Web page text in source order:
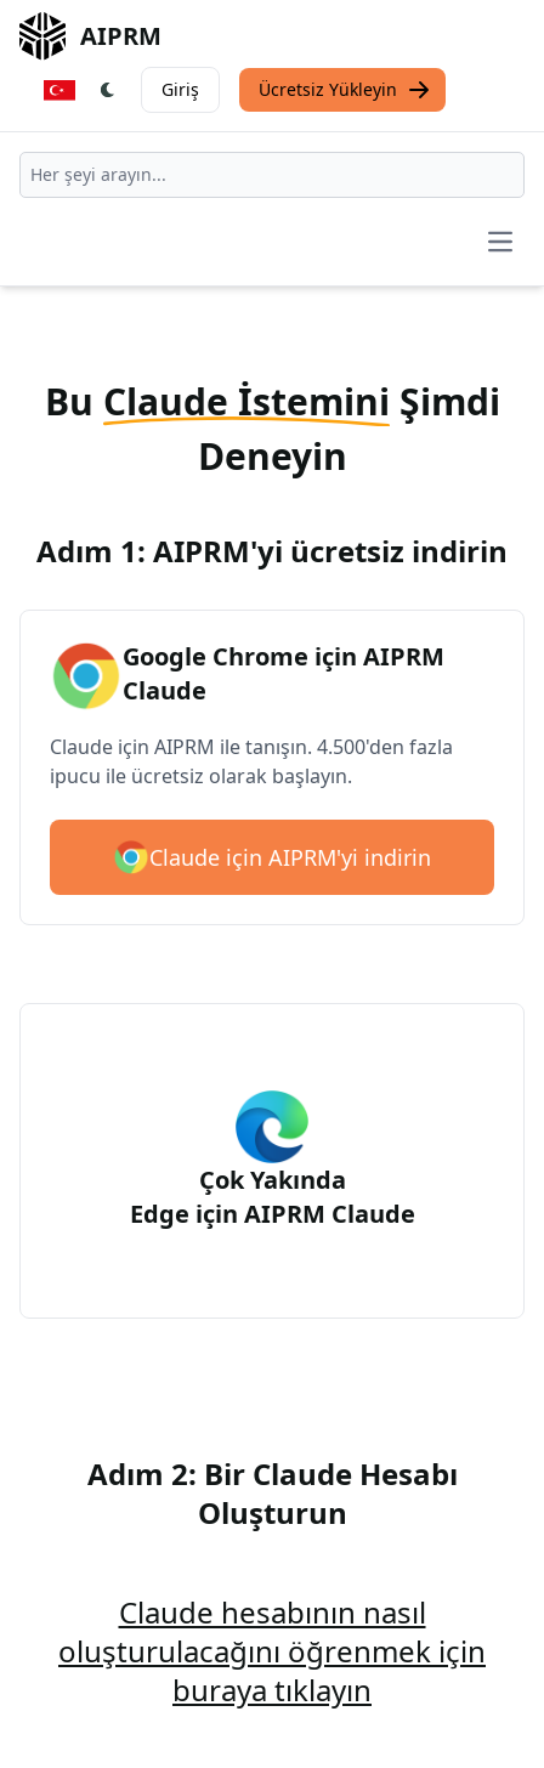
AIPRM
Giriş Ücretsiz Yükleyin
Bu Claude İstemini Şimdi
Deneyin
Adım 1: AIPRM'yi ücretsiz indirin
Google Chrome için AIPRM
Claude
Claude için AIPRM ile tanışın. 4.500'den fazla
ipucu ile ücretsiz olarak başlayın.
Claude için AIPRM'yi indirin
Çok Yakında
Edge için AIPRM Claude
Adım 2: Bir Claude Hesabı
Oluşturun
Claude hesabının nasıl
oluşturulacağını öğrenmek için
buraya tıklayın